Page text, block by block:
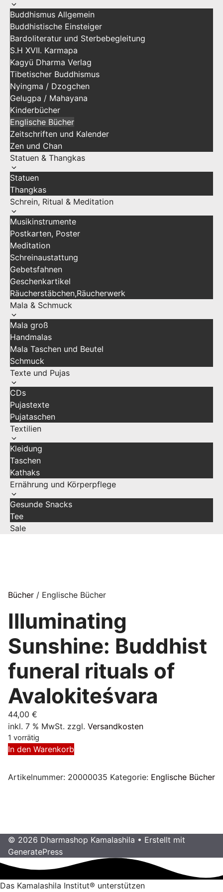
Buddhismus Allgemein
Buddhistische Einsteiger
Bardoliteratur und Sterbebegleitung
S.H XVII. Karmapa
Kagyü Dharma Verlag
Tibetischer Buddhismus
Nyingma / Dzogchen
Gelugpa / Mahayana
Kinderbücher
Englische Bücher
Zeitschriften und Kalender
Zen und Chan
Statuen & Thangkas
Statuen
Thangkas
Schrein, Ritual & Meditation
Musikinstrumente
Postkarten, Poster
Meditation
Schreinaustattung
Gebetsfahnen
Geschenkartikel
Räucherstäbchen,Räucherwerk
Mala & Schmuck
Mala groß
Handmalas
Mala Taschen und Beutel
Schmuck
Texte und Pujas
CDs
Pujastexte
Pujataschen
Textilien
Kleidung
Taschen
Kathaks
Ernährung und Körperpflege
Gesunde Snacks
Tee
Sale
Bücher / Englische Bücher
Illuminating
Sunshine: Buddhist
funeral rituals of
Avalokiteśvara
44,00 €
inkl. 7 % MwSt. zzgl. Versandkosten
1 vorrätig
Illuminating
Buddhist
Menge
In den Warenkorb
Artikelnummer: 20000035 Kategorie: Englische Bücher
© 2026 Dharmashop Kamalashila • Erstellt mit
GeneratePress
Das Kamalashila Institut® unterstützen